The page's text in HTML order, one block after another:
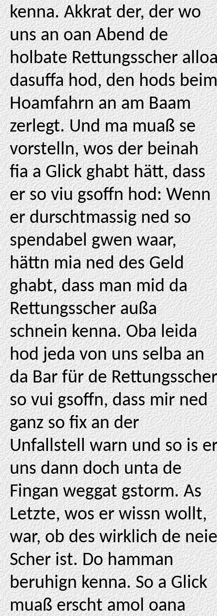
kenna. Akkrat der, der wo
uns an oan Abend de
holbate Rettungsscher
dasuffa hod, den hods beim
Hoamfahrn an am Baam
zerlegt. Und ma muaß se
vorstelln, wos der beinah
fia a Glick ghabt hätt, dass
er so viu gsoffn hod: Wenn
er durschtmassig ned so
spendabel gwen waar,
hättn mia ned des Geld
ghabt, dass man mid da
Rettungsscher außa
schnein kenna. Oba leida
hod jeda von uns selba an
da Bar für de Rettungsscher
so vui gsoffn, dass mir ned
ganz so fix an der
Unfallstell warn und so is
uns dann doch unta de
Fingan weggat gstorm. As
Letzte, wos er wissn wollt,
war, ob des wirklich de neie
Scher ist. Do hamman
beruhign kenna. So a Glick
muaß erscht amol oana